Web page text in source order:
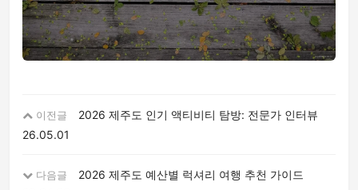
이전글
2026 제주도 인기 액티비티 탐방: 전문가 인터뷰
26.05.01
다음글
2026 제주도 예산별 럭셔리 여행 추천 가이드